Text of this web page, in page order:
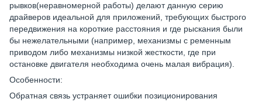
рывков(неравномерной работы) делают данную серию
драйверов идеальной для приложений, требующих быстрого
передвижения на короткие расстояния и где рыскания были
бы нежелательными (например, механизмы с ременным
приводом либо механизмы низкой жесткости, где при
остановке двигателя необходима очень малая вибрация).
Особенности:
Обратная связь устраняет ошибки позиционирования